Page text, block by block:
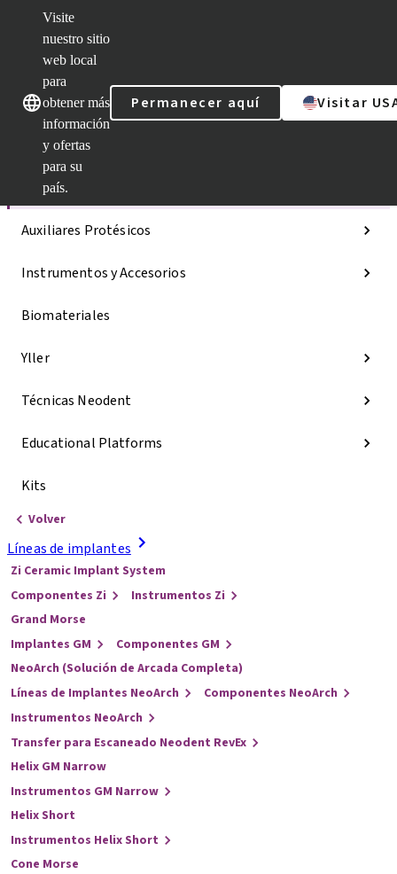
Visite
nuestro sitio
web local
para
obtener más
información
y ofertas
para su
país.
Permanecer aquí Visitar
Categorías
Líneas de implantes
Auxiliares Protésicos
Instrumentos y Accesorios
Biomateriales
Yller
Técnicas Neodent
Educational Platforms
Kits
Volver
Líneas de implantes
Zi Ceramic Implant System
Componentes Zi
Instrumentos Zi
Grand Morse
Implantes GM
Componentes GM
NeoArch (Solución de Arcada Completa)
Líneas de Implantes NeoArch
Componentes NeoArch
Instrumentos NeoArch
Transfer para Escaneado Neodent RevEx
Helix GM Narrow
Instrumentos GM Narrow
Helix Short
Instrumentos Helix Short
Cone Morse